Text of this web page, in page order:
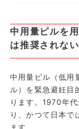
中用量ピルを
は推奨されない
中用量ピル（低用
ル）を緊急避妊目
ります。1970年
り、かつて日本で